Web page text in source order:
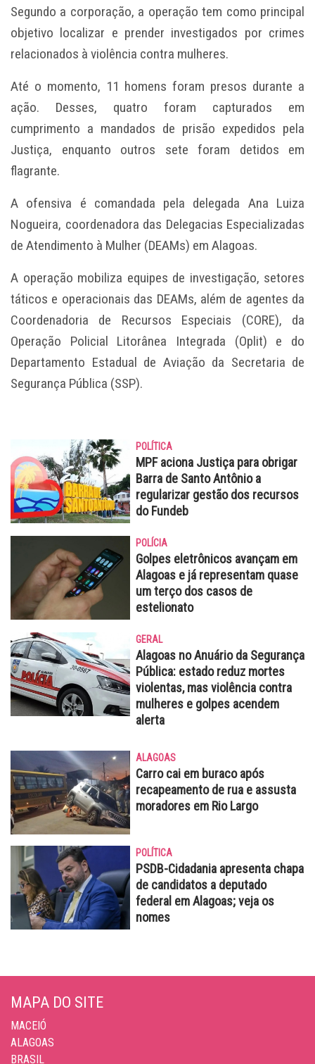
Segundo a corporação, a operação tem como principal
objetivo localizar e prender investigados por crimes
relacionados à violência contra mulheres.
Até o momento, 11 homens foram presos durante a
ação. Desses, quatro foram capturados em
cumprimento a mandados de prisão expedidos pela
Justiça, enquanto outros sete foram detidos em
flagrante.
A ofensiva é comandada pela delegada Ana Luiza
Nogueira, coordenadora das Delegacias Especializadas
de Atendimento à Mulher (DEAMs) em Alagoas.
A operação mobiliza equipes de investigação, setores
táticos e operacionais das DEAMs, além de agentes da
Coordenadoria de Recursos Especiais (CORE), da
Operação Policial Litorânea Integrada (Oplit) e do
Departamento Estadual de Aviação da Secretaria de
Segurança Pública (SSP).
POLÍTICA
MPF aciona Justiça para obrigar
Barra de Santo Antônio a
regularizar gestão dos recursos
do Fundeb
POLÍCIA
Golpes eletrônicos avançam em
Alagoas e já representam quase
um terço dos casos de
estelionato
GERAL
Alagoas no Anuário da Segurança
Pública: estado reduz mortes
violentas, mas violência contra
mulheres e golpes acendem
alerta
ALAGOAS
Carro cai em buraco após
recapeamento de rua e assusta
moradores em Rio Largo
POLÍTICA
PSDB-Cidadania apresenta chapa
de candidatos a deputado
federal em Alagoas; veja os
nomes
MAPA DO SITE
MACEIÓ
ALAGOAS
BRASIL